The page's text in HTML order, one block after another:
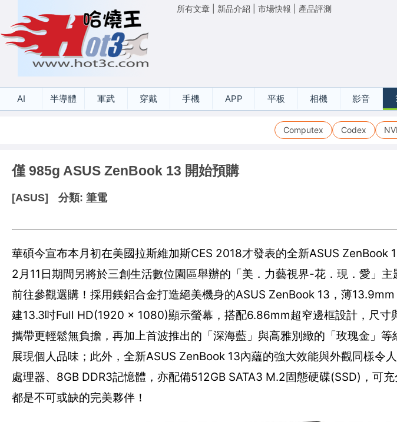
所有文章 新品介紹 市場快報 產品評測
AI 半導體 軍武 穿戴 手機 APP 平板 相機 影音
Computex Codex
僅 985g ASUS ZenBook 13 開始預購
[ASUS] 分類: 筆電
華碩今宣布本月初在美國拉斯維加斯CES 2018才發表的全新ASUS ZenBook
2月11日期間另將於三創生活數位園區舉辦的「美．力藝視界-花．現．愛」
前往參觀選購！採用鎂鋁合金打造絕美機身的ASUS ZenBook 13，薄
建13.3吋Full HD(1920 x 1080)顯示螢幕，搭配6.86mm超窄邊框設計，尺寸
攜帶更輕鬆無負擔，再加上首波推出的「深海藍」與高雅別緻的「玫瑰金」
展現個人品味；此外，全新ASUS ZenBook 13內蘊的強大效能與外觀同樣令
處理器、8GB DDR3記憶體，亦配備512GB SATA3 M.2固態硬碟(SSD)，可
都是不可或缺的完美夥伴！